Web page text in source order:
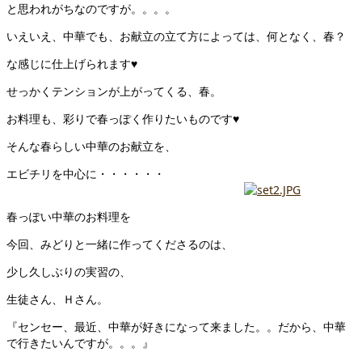
と思われがちなのですが。。。。
いえいえ、中華でも、お献立の立て方によっては、何となく、春？
な感じに仕上げられます♥
せっかくテンションが上がってくる、春。
お料理も、彩りで春っぽく作りたいものです♥
そんな春らしい中華のお献立を、
エビチリを中心に・・・・・・
春っぽい中華のお料理を
今回、みどりと一緒に作ってくださるのは、
少し久しぶりの実習の、
生徒さん、Ｈさん。
『センセー、最近、中華が好きになって来ました。。だから、中華
で行きたいんですが。。。』